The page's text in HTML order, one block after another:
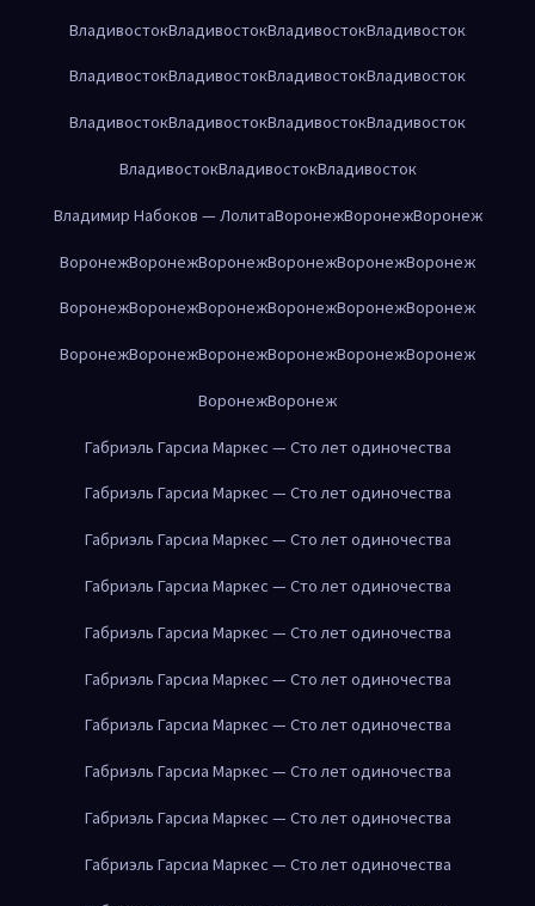
ВладивостокВладивостокВладивостокВладивосток
ВладивостокВладивостокВладивостокВладивосток
ВладивостокВладивостокВладивостокВладивосток
ВладивостокВладивостокВладивосток
Владимир Набоков — ЛолитаВоронежВоронежВоронеж
ВоронежВоронежВоронежВоронежВоронежВоронеж
ВоронежВоронежВоронежВоронежВоронежВоронеж
ВоронежВоронежВоронежВоронежВоронежВоронеж
ВоронежВоронеж
Габриэль Гарсиа Маркес — Сто лет одиночества
Габриэль Гарсиа Маркес — Сто лет одиночества
Габриэль Гарсиа Маркес — Сто лет одиночества
Габриэль Гарсиа Маркес — Сто лет одиночества
Габриэль Гарсиа Маркес — Сто лет одиночества
Габриэль Гарсиа Маркес — Сто лет одиночества
Габриэль Гарсиа Маркес — Сто лет одиночества
Габриэль Гарсиа Маркес — Сто лет одиночества
Габриэль Гарсиа Маркес — Сто лет одиночества
Габриэль Гарсиа Маркес — Сто лет одиночества